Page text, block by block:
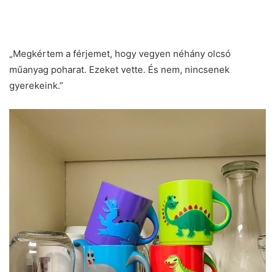
„Megkértem a férjemet, hogy vegyen néhány olcsó
műanyag poharat. Ezeket vette. És nem, nincsenek
gyerekeink.”